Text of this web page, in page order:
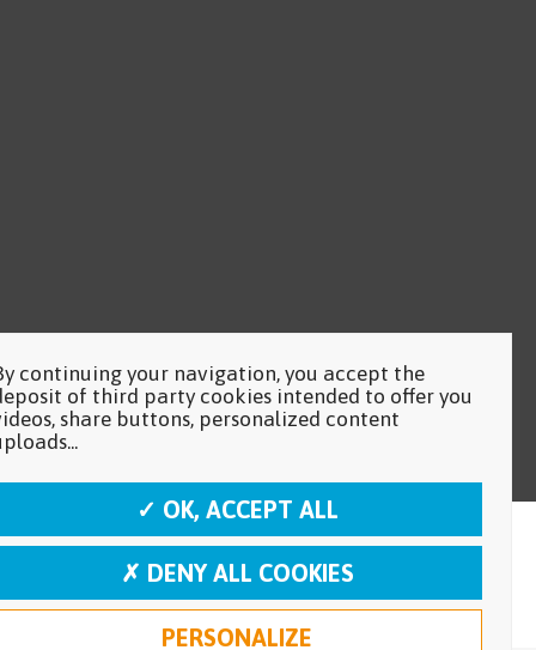
continuing your navigation, you accept the
of third party cookies intended to offer you
share buttons, personalized content
✓ OK, ACCEPT ALL
✗ DENY ALL COOKIES
PERSONALIZE